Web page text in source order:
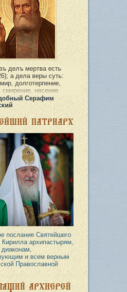
дeлъ мертва есть
а дела веры суть:
долготерпение,
смирение, несение
жизнь по духу. Только
вменяется в правду.
вера не может быть без
верует, тот
имеет и дела.
Серафим
послание Святейшего
Кирилла архипастырям,
и всем верным
Православной